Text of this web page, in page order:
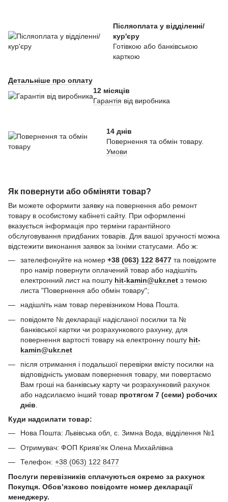
Післяоплата у відділенні/
кур'єру
Готівкою або банківською
карткою
Детальніше про оплату
12 місяців
Гарантія від виробника
14 днів
Повернення та обмін товару.
Умови
Як повернути або обміняти товар?
Ви можете оформити заявку на повернення або ремонт
товару в особистому кабінеті сайту. При оформленні
вказується інформація про терміни гарантійного
обслуговування придбаних товарів. Для вашої зручності можна
відстежити виконання заявок за їхніми статусами. Або ж:
зателефонуйте на номер +38 (063) 122 8477 та повідомте
про намір повернути оплачений товар або надішліть
електронний лист на пошту hit-kamin@ukr.net з темою
листа "Повернення або обмін товару";
надішліть нам товар перевізником Нова Пошта.
повідомте № декларації надісланої посилки та №
банківської картки чи розрахункового рахунку, для
повернення вартості товару на електронну пошту hit-
kamin@ukr.net
після отримання і подальшої перевірки вмісту посилки на
відповідність умовам повернення товару, ми повертаємо
Вам гроші на банківську карту чи розрахунковий рахунок
або надсилаємо інший товар протягом 7 (семи) робочих
днів
Куди надсилати товар:
Нова Пошта: Львівська обл, с. Зимна Вода, відділення №1
Отримувач: ФОП Криявʼяк Олена Михайлівна
Телефон: +38 (063) 122 8477
Послуги перевізників сплачуються окремо за рахунок
Покупця. Обов’язково повідомте номер декларації
менеджеру.